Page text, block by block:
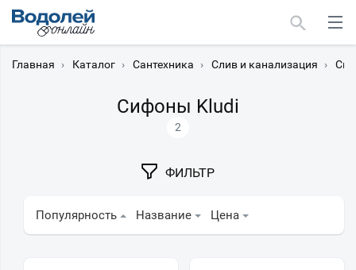
Главная › Каталог › Сантехника › Слив и канализация ›
Сифоны Kludi
2
ФИЛЬТР
Популярность Название Цена